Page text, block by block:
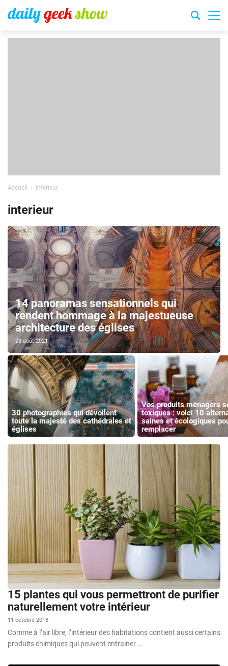
Accueil interieur
interieur
14 panoramas sensationnels qui
rendent hommage à la majestueuse
architecture des églises
28 août 2021
30 photographies qui dévoilent
toute la majesté des cathédrales et
églises
Vos produits ménagers
toxiques : voici 10
saines et écologiques
remplacer
15 plantes qui vous permettront de purifier
naturellement votre intérieur
11 octobre 2018
Comme à l’air libre, l’intérieur des habitations contient aussi certains
produits chimiques qui peuvent entrainer …